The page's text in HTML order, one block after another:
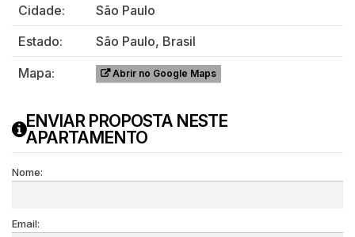
Cidade:
São Paulo
Estado:
São Paulo, Brasil
Mapa:
Abrir no Google Maps
ENVIAR PROPOSTA NESTE
APARTAMENTO
Nome:
Email: